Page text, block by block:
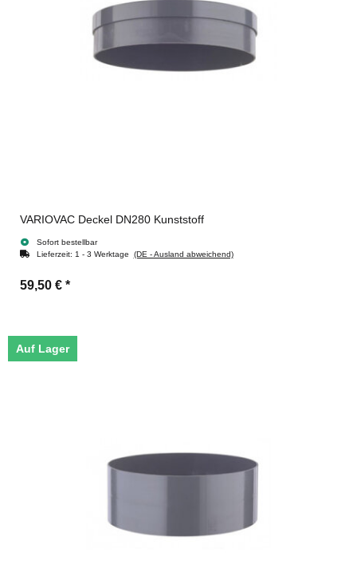
VARIOVAC Deckel DN280 Kunststoff
Sofort bestellbar
Lieferzeit: 1 - 3 Werktage (DE - Ausland abweichend)
59,50 € *
Auf Lager